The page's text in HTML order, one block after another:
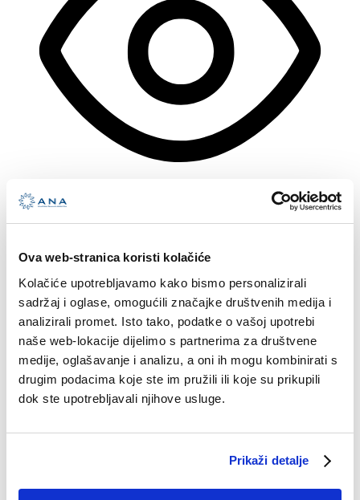
Ova web-stranica koristi kolačiće
Kolačiće upotrebljavamo kako bismo personalizirali
sadržaj i oglase, omogućili značajke društvenih medija i
analizirali promet. Isto tako, podatke o vašoj upotrebi
naše web-lokacije dijelimo s partnerima za društvene
medije, oglašavanje i analizu, a oni ih mogu kombinirati s
drugim podacima koje ste im pružili ili koje su prikupili
dok ste upotrebljavali njihove usluge.
Prikaži detalje
Vision Impaired Mode